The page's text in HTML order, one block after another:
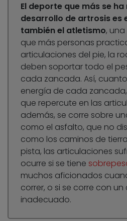
El deporte que más se
desarrollo de artrosis es
también el atletismo,
que más personas
articulaciones del pie, la
deben soportar todo el
cada zancada. Así,
energía de cada
que repercute en las
además, se corre sobre
como el asfalto, que no
como los caminos de
pista, las articulaciones
ocurre si se tiene
muchos aficionados
correr, o si se corre con
inadecuado.